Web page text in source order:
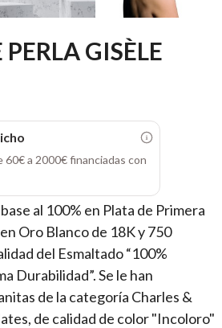
GISÈLE
60€ a 2000€ financiadas con
al 100% en Plata de Primera
Oro Blanco de 18K y 750
del Esmaltado “100%
Durabilidad”. Se le han
de la categoría Charles &
de calidad de color "Incoloro"